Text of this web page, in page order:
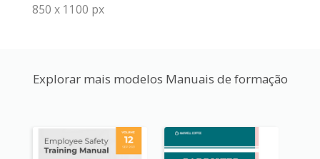
850 x 1100 px
Explorar mais modelos Manuais de formação